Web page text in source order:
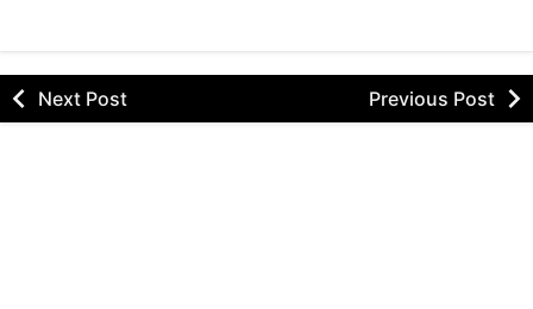
Next Post Previous Post